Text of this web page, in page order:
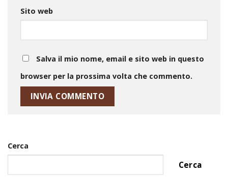
Sito web
Salva il mio nome, email e sito web in questo
browser per la prossima volta che commento.
Cerca
Cerca